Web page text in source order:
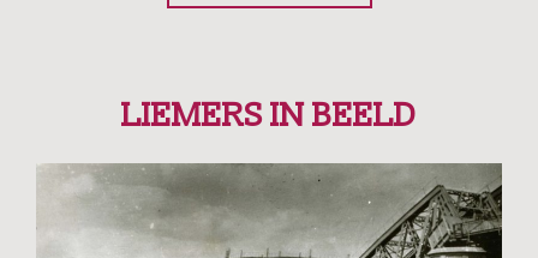
LIEMERS IN BEELD